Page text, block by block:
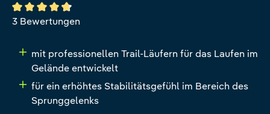
Durchschnittliche Bewertung von 4.6 von 5 Sternen
3 Bewertungen
mit professionellen Trail-Läufern für das Laufen im
Gelände entwickelt
für ein erhöhtes Stabilitätsgefühl im Bereich des
Sprunggelenks